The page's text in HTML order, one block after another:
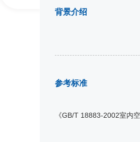
背景介绍
参考标准
《GB/T 18883-2002室内